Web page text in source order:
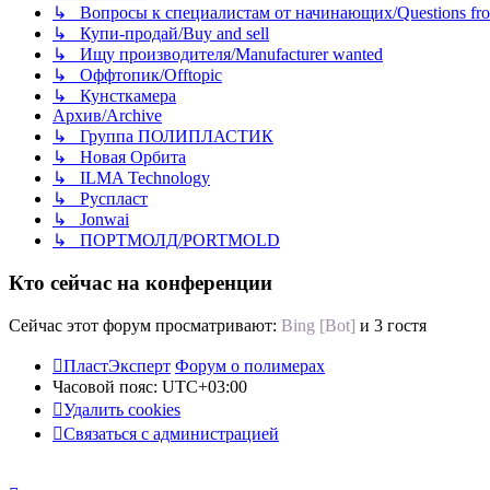
↳ Вопросы к специалистам от начинающих/Questions
↳ Купи-продай/Buy and sell
↳ Ищу производителя/Manufacturer wanted
↳ Оффтопик/Offtopic
↳ Кунсткамера
Архив/Archive
↳ Группа ПОЛИПЛАСТИК
↳ Новая Орбита
↳ ILMA Technology
↳ Руспласт
↳ Jonwai
↳ ПОРТМОЛД/PORTMOLD
Кто сейчас на конференции
Сейчас этот форум просматривают: Bing [Bot] и 3 гостя
ПластЭксперт Форум о полимерах
Часовой пояс: UTC+03:00
Удалить cookies
Связаться с администрацией